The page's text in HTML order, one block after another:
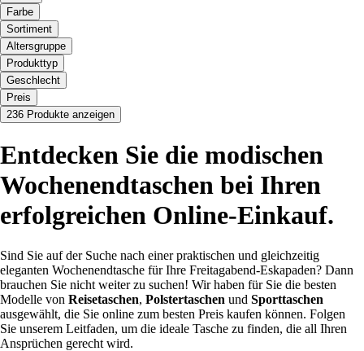
Farbe
Sortiment
Altersgruppe
Produkttyp
Geschlecht
Preis
236 Produkte anzeigen
Entdecken Sie die modischen
Wochenendtaschen bei Ihren
erfolgreichen Online-Einkauf.
Sind Sie auf der Suche nach einer praktischen und gleichzeitig
eleganten Wochenendtasche für Ihre Freitagabend-Eskapaden? Dann
brauchen Sie nicht weiter zu suchen! Wir haben für Sie die besten
Modelle von Reisetaschen, Polstertaschen und Sporttaschen
ausgewählt, die Sie online zum besten Preis kaufen können. Folgen
Sie unserem Leitfaden, um die ideale Tasche zu finden, die all Ihren
Ansprüchen gerecht wird.